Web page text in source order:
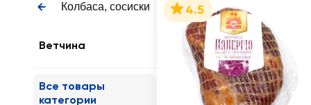
Колбаса, сосиски
Ветчина
Все товары
категории
4.5